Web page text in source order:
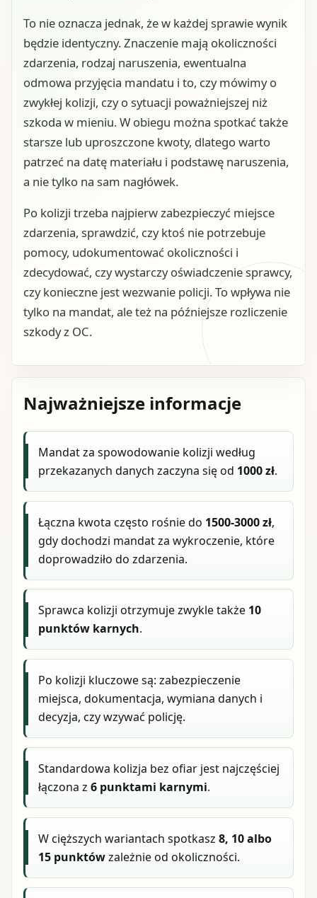
To nie oznacza jednak, że w każdej sprawie wynik
będzie identyczny. Znaczenie mają okoliczności
zdarzenia, rodzaj naruszenia, ewentualna
odmowa przyjęcia mandatu i to, czy mówimy o
zwykłej kolizji, czy o sytuacji poważniejszej niż
szkoda w mieniu. W obiegu można spotkać także
starsze lub uproszczone kwoty, dlatego warto
patrzeć na datę materiału i podstawę naruszenia,
a nie tylko na sam nagłówek.
Po kolizji trzeba najpierw zabezpieczyć miejsce
zdarzenia, sprawdzić, czy ktoś nie potrzebuje
pomocy, udokumentować okoliczności i
zdecydować, czy wystarczy oświadczenie sprawcy,
czy konieczne jest wezwanie policji. To wpływa nie
tylko na mandat, ale też na późniejsze rozliczenie
szkody z OC.
Najważniejsze informacje
Mandat za spowodowanie kolizji według
przekazanych danych zaczyna się od 1000 zł.
Łączna kwota często rośnie do 1500-3000 zł,
gdy dochodzi mandat za wykroczenie, które
doprowadziło do zdarzenia.
Sprawca kolizji otrzymuje zwykle także 10
punktów karnych.
Po kolizji kluczowe są: zabezpieczenie
miejsca, dokumentacja, wymiana danych i
decyzja, czy wzywać policję.
Standardowa kolizja bez ofiar jest najczęściej
łączona z6 punktami karnymi.
W cięższych wariantach spotkasz8, 10 albo
15 punktówzależnie od okoliczności.